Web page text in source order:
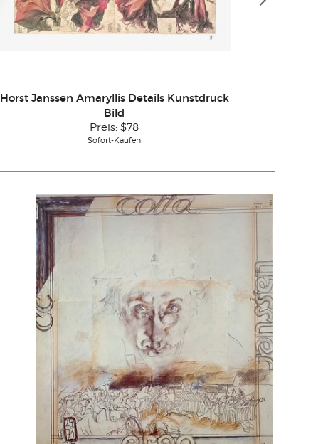
Horst Janssen Amaryllis Details Kunstdruck
Bild
Preis:$78
Sofort-Kaufen